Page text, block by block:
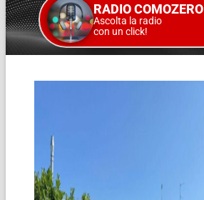
RADIO COMOZERO
Ascolta la radio
con un click!